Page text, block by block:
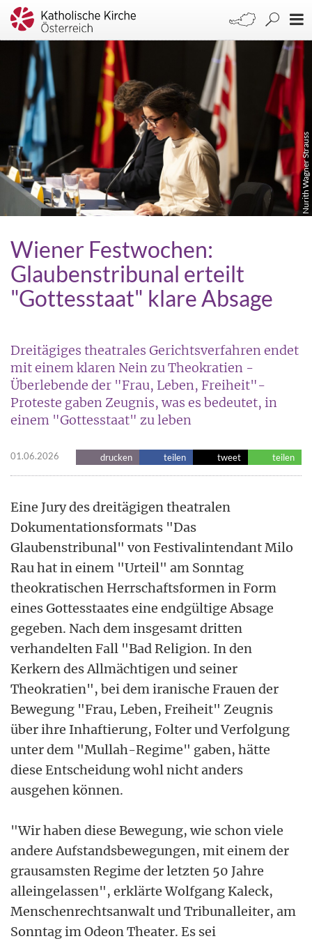
Nurith Wagner Strauss
Wiener Festwochen:
Glaubenstribunal erteilt
"Gottesstaat" klare Absage
Dreitägiges theatrales Gerichtsverfahren endet
mit einem klaren Nein zu Theokratien -
Überlebende der "Frau, Leben, Freiheit"-
Proteste gaben Zeugnis, was es bedeutet, in
einem "Gottesstaat" zu leben
01.06.2026 drucken teilen tweet teilen
Eine Jury des dreitägigen theatralen
Dokumentationsformats "Das
Glaubenstribunal" von Festivalintendant Milo
Rau hat in einem "Urteil" am Sonntag
theokratischen Herrschaftsformen in Form
eines Gottesstaates eine endgültige Absage
gegeben. Nach dem insgesamt dritten
verhandelten Fall "Bad Religion. In den
Kerkern des Allmächtigen und seiner
Theokratien", bei dem iranische Frauen der
Bewegung "Frau, Leben, Freiheit" Zeugnis
über ihre Inhaftierung, Folter und Verfolgung
unter dem "Mullah-Regime" gaben, hätte
diese Entscheidung wohl nicht anders
ausgehen können.
"Wir haben diese Bewegung, wie schon viele
andere Aufstandsbewegungen, mit einem der
grausamsten Regime der letzten 50 Jahre
alleingelassen", erklärte Wolfgang Kaleck,
Menschenrechtsanwalt und Tribunalleiter, am
Sonntag im Odeon Theater. Es sei